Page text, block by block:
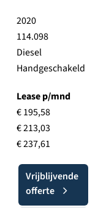
2020
114.098
Diesel
Handgeschakeld
Lease p/mnd
€ 195,58
€ 213,03
€ 237,61
Vrijblijvende
offerte